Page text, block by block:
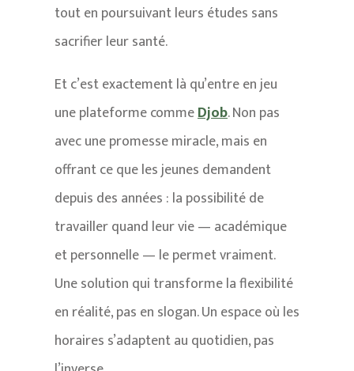
tout en poursuivant leurs études sans
sacrifier leur santé.
Et c’est exactement là qu’entre en jeu
une plateforme commeDjob. Non pas
avec une promesse miracle, mais en
offrant ce que les jeunes demandent
depuis des années : la possibilité de
travailler quand leur vie — académique
et personnelle — le permet vraiment.
Une solution qui transforme la flexibilité
en réalité, pas en slogan. Un espace où les
horaires s’adaptent au quotidien, pas